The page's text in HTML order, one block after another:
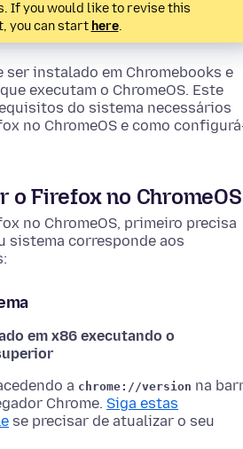
If you would like to revise this
you can start here.
ser instalado em Chromebooks e
executam o ChromeOS. Este
do sistema necessários
no ChromeOS e como
o Firefox no ChromeOS
no ChromeOS, primeiro precisa
sistema corresponde aos
em x86 executando o
a chrome://version na
Chrome. Siga estas
se precisar de atualizar o seu